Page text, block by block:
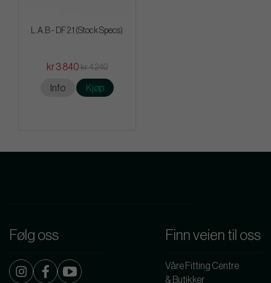
L.A.B - DF 2.1 (Stock Specs)
kr 3 840 kr 4 240
Info Kjøp
Følg oss Finn veien til oss
Våre Fitting Centre
& Butikker